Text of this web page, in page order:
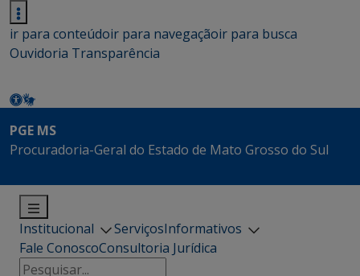
ir para conteúdoir para navegaçãoir para busca
Ouvidoria Transparência
PGE MS
Procuradoria-Geral do Estado de Mato Grosso do Sul
Institucional ServiçosInformativos
Fale ConoscoConsultoria Jurídica
Pesquisar